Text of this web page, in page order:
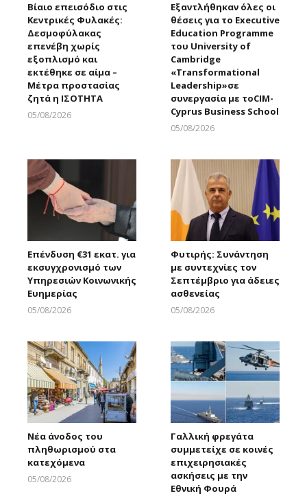
Βίαιο επεισόδιο στις
Κεντρικές Φυλακές:
Δεσμοφύλακας
επενέβη χωρίς
εξοπλισμό και
εκτέθηκε σε αίμα –
Μέτρα προστασίας
ζητά η ΙΣΟΤΗΤΑ
05/08/2026
Εξαντλήθηκαν όλες οι
θέσεις για το Executive
Education Programme
του University of
Cambridge
«Transformational
Leadership»σε
συνεργασία με τοCIM-
Cyprus Business School
05/08/2026
Επένδυση €31 εκατ. για
εκσυγχρονισμό των
Υπηρεσιών Κοινωνικής
Ευημερίας
05/08/2026
Φυτιρής: Συνάντηση
με συντεχνίες τον
Σεπτέμβριο για άδειες
ασθενείας
05/08/2026
Νέα άνοδος του
πληθωρισμού στα
κατεχόμενα
05/08/2026
Γαλλική φρεγάτα
συμμετείχε σε κοινές
επιχειρησιακές
ασκήσεις με την
Εθνική Φουρά